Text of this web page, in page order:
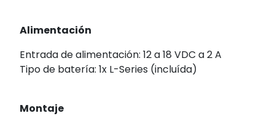
Alimentación
Entrada de alimentación: 12 a 18 VDC a 2 A
Tipo de batería: 1x L-Series (incluída)
Montaje